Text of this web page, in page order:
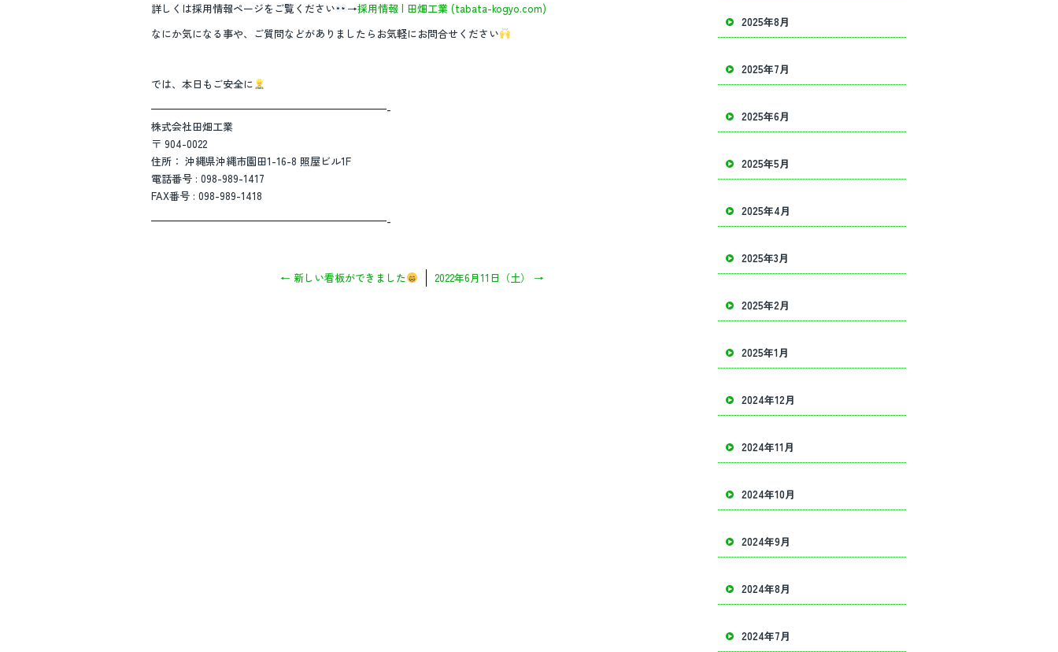
詳しくは採用情報ページをご覧ください
→採用情報 | 田畑工業 (tabata-kogyo.com)
なにか気になる事や、ご質問などがありましたらお気軽にお問合せください
では、本日もご安全に
———————————————————————-
株式会社田畑工業
〒 904-0022
住所： 沖縄県沖縄市園田1-16-8 照屋ビル1F
電話番号 : 098-989-1417
FAX番号 : 098-989-1418
———————————————————————-
← 新しい看板ができました 2022年6月11日（土） →
2025年8月
2025年7月
2025年6月
2025年5月
2025年4月
2025年3月
2025年2月
2025年1月
2024年12月
2024年11月
2024年10月
2024年9月
2024年8月
2024年7月